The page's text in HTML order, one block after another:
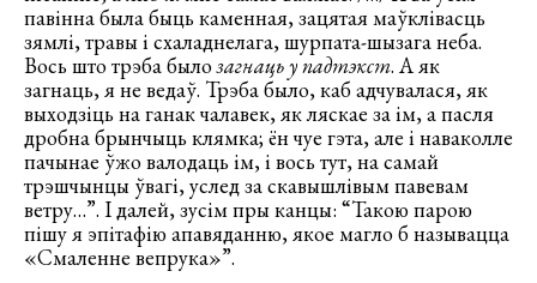
павінна была быць каменная, зацятая маўклівасць
зямлі, травы і схаладнелага, шурпата-шызага неба.
Вось што трэба былозагнаць у падтэкст. А як
загнаць, я не ведаў. Трэба было, каб адчувалася, як
выходзіць на ганак чалавек, як ляскае за ім, а пасля
дробна брынчыць клямка; ён чуе гэта, але і наваколле
пачынае ўжо валодаць ім, і вось тут, на самай
трэшчынцы ўвагі, услед за скавышлівым павевам
ветру…”. І далей, зусім пры канцы: “Такою парою
пішу я эпітафію апавяданню, якое магло б называцца
«Смаленне вепрука»”.